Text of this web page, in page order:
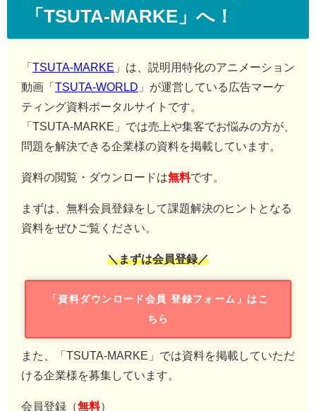
「TSUTA-MARKE」へ！
「 TSUTA-MARKE 」は、説明用特化のアニメーション
動画「 TSUTA-WORLD 」が運営している広告マーケ
ティング資料ポータルサイトです。
「TSUTA-MARKE」では売上や集客でお悩みの方が、
問題を解決できる企業様の資料を掲載しています。
資料の閲覧・ダウンロードは無料です。
まずは、無料会員登録をして課題解決のヒントとなる
資料をぜひご覧ください。
＼まずは会員登録／
「資料ダウンロード会員 登録フォーム」はこ
ちら
また、「TSUTA-MARKE」では資料を掲載していただ
ける企業様を募集しています。
会員登録（無料）